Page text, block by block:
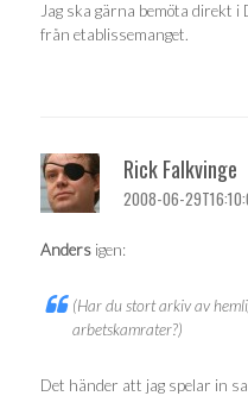
Jag ska gärna bemöta direkt
från etablissemanget.
Rick Falkvinge
2008-06-
Anders igen:
(Har du stort arkiv av
arbetskamrater?)
Det händer att jag spelar in